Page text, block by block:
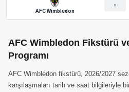
AFC Wimbledon
-
AFC Wimbledon Fikstürü
Programı
AFC Wimbledon fikstürü, 2026/2027
karşılaşmaları tarih ve saat bilgileriyle